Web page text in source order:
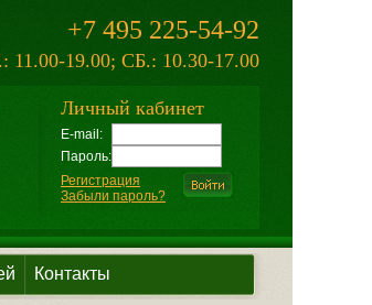
+7 495 225-54-92
19.00; СБ.: 10.30-17.00
Личный кабинет
E-mail:
Пароль:
Регистрация
Забыли пароль?
Контакты